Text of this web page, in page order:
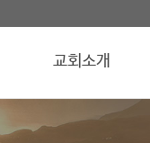
교회소개